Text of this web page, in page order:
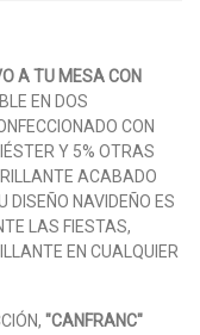
A TU MESA CON
EN DOS
CON
Y 5% OTRAS
ACABADO
DISEÑO NAVIDEÑO ES
LAS FIESTAS,
EN CUALQUIER
"CANFRANC"